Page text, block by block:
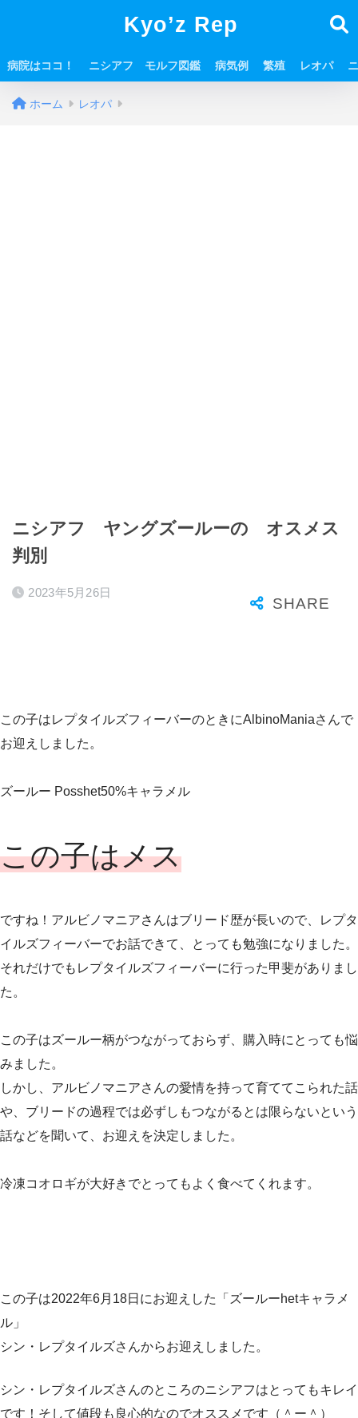
Kyo’z Rep
病院はココ！ ニシアフ モルフ図鑑 病気例 繁殖 レオパ
ホーム レオパ
ニシアフ ヤングズールーの オスメス
判別
2023年5月26日
この子はレプタイルズフィーバーのときにAlbinoManiaさんで
お迎えしました。
ズールー Posshet50%キャラメル
この子はメス
ですね！アルビノマニアさんはブリード歴が長いので、レプタ
イルズフィーバーでお話できて、とっても勉強になりました。
それだけでもレプタイルズフィーバーに行った甲斐がありまし
た。
この子はズールー柄がつながっておらず、購入時にとっても悩
みました。
しかし、アルビノマニアさんの愛情を持って育ててこられた話
や、ブリードの過程では必ずしもつながるとは限らないという
話などを聞いて、お迎えを決定しました。
冷凍コオロギが大好きでとってもよく食べてくれます。
この子は2022年6月18日にお迎えした「ズールーhetキャラメ
ル」
シン・レプタイルズさんからお迎えしました。
シン・レプタイルズさんのところのニシアフはとってもキレイ
です！そして値段も良心的なのでオススメです（＾ー＾）